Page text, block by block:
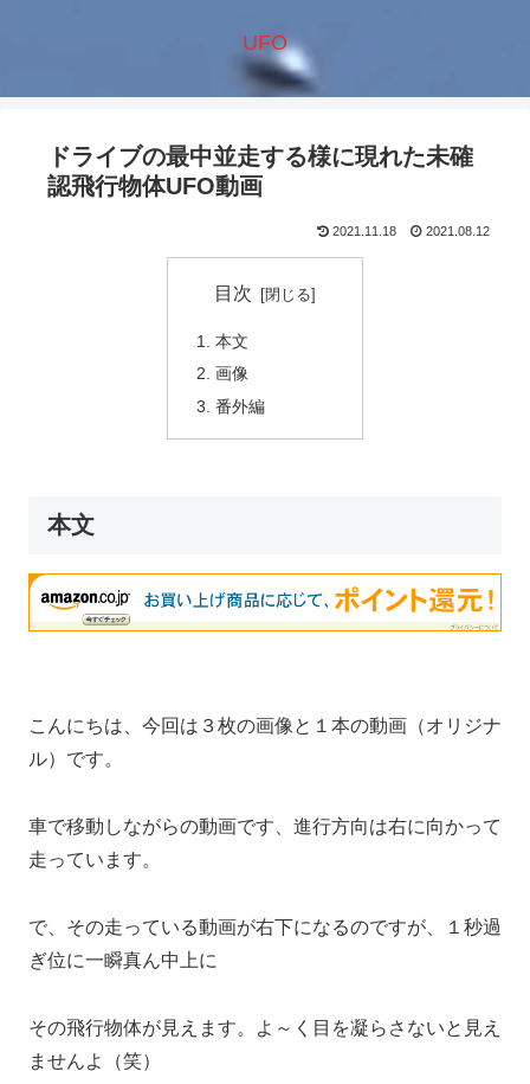
UFO
ドライブの最中並走する様に現れた未確
認飛行物体UFO動画
2021.11.18 2021.08.12
目次
本文
画像
番外編
本文
こんにちは、今回は３枚の画像と１本の動画（オリジナ
ル）です。
車で移動しながらの動画です、進行方向は右に向かって
走っています。
で、その走っている動画が右下になるのですが、１秒過
ぎ位に一瞬真ん中上に
その飛行物体が見えます。よ～く目を凝らさないと見え
ませんよ（笑）